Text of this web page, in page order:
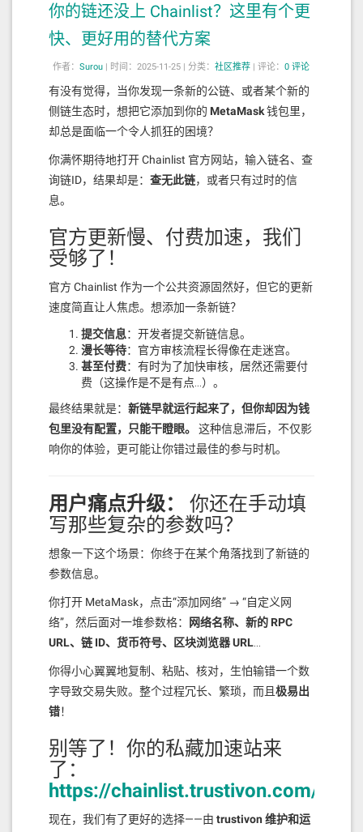
高效的区块链网络！
npm install --save-dev @nomicfo
npm install dotenv
3.2 编写智能合约
创建一个简单的链上留言板合约：
mkdir -p contracts
编写合约代码：
// SPDX-License-Identifier: MIT
pragma solidity ^0.8.19;
contract MessageBoard {
    struct Message {
        string content;
        address sender;
        uint256 bidAmount;
        uint256 timestamp;
        bytes32 messageId;
    }
    uint256 public constant DECAY
_INTERVAL = 24 hours; // 衰减间隔：
24小时
    uint256 public constant DECAY
_RATE = 50; // 衰减率：50%
estamp; // 最后一条留言的时间戳
    event MessageAdded(
        bytes32 messageId,
        string content,
        address sender,
        uint256 bidAmount,
    /**
低竞价
     * @return 最低竞价金额，如果留言
     */
你的链还没上 Chainlist？这里有个更
快、更好用的替代方案
作者： Surou | 时间：2025-11-25 | 分类： 社区推荐 | 评论： 0 评论
有没有觉得，当你发现一条新的公链、或者某个新的
侧链生态时，想把它添加到你的 MetaMask钱包里，
却总是面临一个令人抓狂的困境？
你满怀期待地打开 Chainlist 官方网站，输入链名、查
询链ID，结果却是： 查无此链，或者只有过时的信
息。
官方更新慢、付费加速，我们
受够了！
官方 Chainlist 作为一个公共资源固然好，但它的更新
速度简直让人焦虑。想添加一条新链？
提交信息：开发者提交新链信息。
漫长等待：官方审核流程长得像在走迷宫。
甚至付费：有时为了加快审核，居然还需要付
费（这操作是不是有点…）。
最终结果就是： 新链早就运行起来了，但你却因为钱
包里没有配置，只能干瞪眼。
这种信息滞后，不仅影
响你的体验，更可能让你错过最佳的参与时机。
用户痛点升级：
你还在手动填
写那些复杂的参数吗？
想象一下这个场景：你终于在某个角落找到了新链的
参数信息。
你打开 MetaMask，点击“添加网络” → “自定义网
络”，然后面对一堆参数格：
网络名称、新的 RPC
URL、链 ID、货币符号、区块浏览器 URL
你得小心翼翼地复制、粘贴、核对，生怕输错一个数
字导致交易失败。整个过程冗长、繁琐，而且极易出
错！
别等了！你的私藏加速站来
了：
https://chainlist.trustivon.com/
现在，我们有了更好的选择——由 trustivon 维护和运